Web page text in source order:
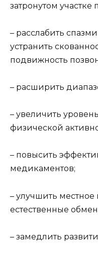
затронутом участке
– расслабить
устранить
подвижность
– расширить
– увеличить
физической
– повысить
медикаментов;
– улучшить местное
естественные
– замедлить